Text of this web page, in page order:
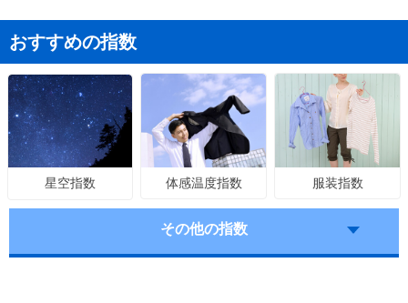
おすすめの指数
星空指数 体感温度指数 服装指数
その他の指数